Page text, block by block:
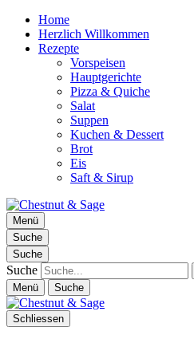
Home
Herzlich Willkommen
Rezepte
Vorspeisen
Hauptgerichte
Pizza & Quiche
Salat
Suppen
Kuchen & Dessert
Brot
Eis
Saft & Sirup
Chestnut & Sage
Foodblog | essen. trinken. genießen.
Menü
Suche
Suche
Suche
Menü Suche
Schliessen